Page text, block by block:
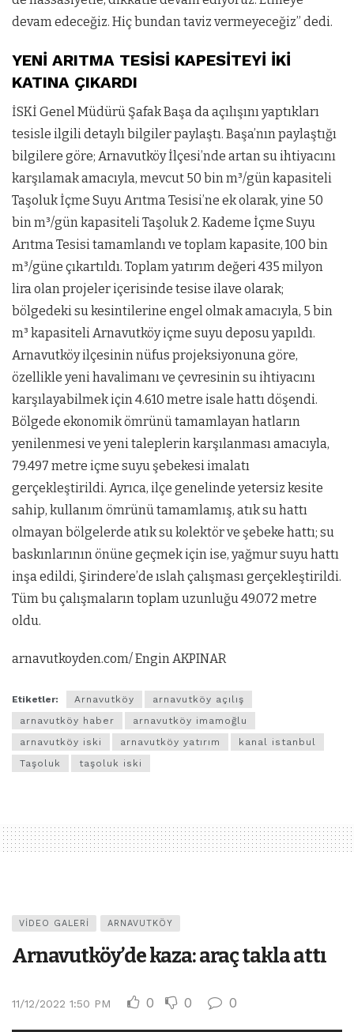
devam edeceğiz. Hiç bundan taviz vermeyeceğiz” dedi.
YENİ ARITMA TESİSİ KAPESİTEYİ İKİ
KATINA ÇIKARDI
İSKİ Genel Müdürü Şafak Başa da açılışını yaptıkları
tesisle ilgili detaylı bilgiler paylaştı. Başa’nın paylaştığı
bilgilere göre; Arnavutköy İlçesi’nde artan su ihtiyacını
karşılamak amacıyla, mevcut 50 bin m³/gün kapasiteli
Taşoluk İçme Suyu Arıtma Tesisi’ne ek olarak, yine 50
bin m³/gün kapasiteli Taşoluk 2. Kademe İçme Suyu
Arıtma Tesisi tamamlandı ve toplam kapasite, 100 bin
m³/güne çıkartıldı. Toplam yatırım değeri 435 milyon
lira olan projeler içerisinde tesise ilave olarak;
bölgedeki su kesintilerine engel olmak amacıyla, 5 bin
m³ kapasiteli Arnavutköy içme suyu deposu yapıldı.
Arnavutköy ilçesinin nüfus projeksiyonuna göre,
özellikle yeni havalimanı ve çevresinin su ihtiyacını
karşılayabilmek için 4.610 metre isale hattı döşendi.
Bölgede ekonomik ömrünü tamamlayan hatların
yenilenmesi ve yeni taleplerin karşılanması amacıyla,
79.497 metre içme suyu şebekesi imalatı
gerçekleştirildi. Ayrıca, ilçe genelinde yetersiz kesite
sahip, kullanım ömrünü tamamlamış, atık su hattı
olmayan bölgelerde atık su kolektör ve şebeke hattı; su
baskınlarının önüne geçmek için ise, yağmur suyu hattı
inşa edildi, Şirindere’de ıslah çalışması gerçekleştirildi.
Tüm bu çalışmaların toplam uzunluğu 49.072 metre
oldu.
arnavutkoyden.com/ Engin AKPINAR
Etiketler: Arnavutköy
arnavutköy açılış
arnavutköy haber
arnavutköy imamoğlu
arnavutköy iski
arnavutköy yatırım
kanal istanbul
Taşoluk
taşoluk iski
VIDEO GALERI ARNAVUTKÖY
Arnavutköy’de kaza: araç takla attı
11/12/2022 1:50 PM 0 0 0